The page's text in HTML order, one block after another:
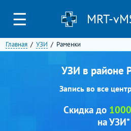
☰ MRT-
Главная УЗИ Раменки
УЗИ в районе
Запись во все
Скидка до
на УЗИ*